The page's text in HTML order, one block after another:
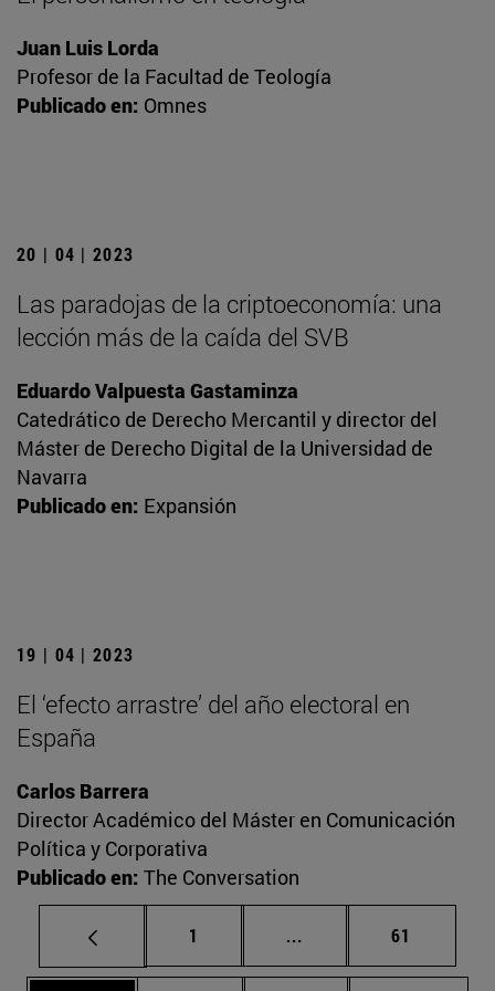
Juan Luis Lorda
Profesor de la Facultad de Teología
Publicado en: Omnes
20 | 04 | 2023
Las paradojas de la criptoeconomía: una
lección más de la caída del SVB
Eduardo Valpuesta Gastaminza
Catedrático de Derecho Mercantil y director del
Máster de Derecho Digital de la Universidad de
Navarra
Publicado en: Expansión
19 | 04 | 2023
El ‘efecto arrastre’ del año electoral en
España
Carlos Barrera
Director Académico del Máster en Comunicación
Política y Corporativa
Publicado en: The Conversation
Página
1 ... Páginas intermedias
Página
61